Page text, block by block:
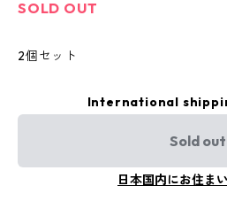
SOLD OUT
2個セット
International
Sold out
日本国内にお住ま